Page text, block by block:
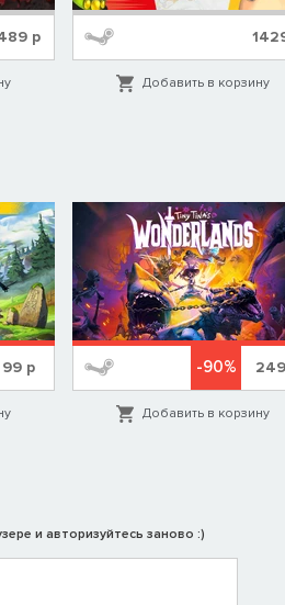
р
Добавить в корзину
99р -90% 249
Добавить в корзину
и авторизуйтесь заново :)